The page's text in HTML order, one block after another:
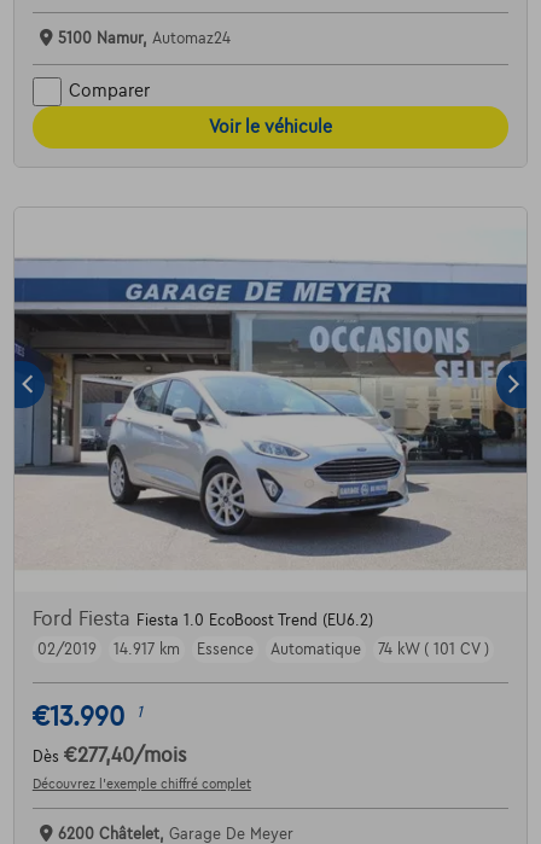
5100 Namur, Automaz24
Comparer
Voir le véhicule
Ford Fiesta Fiesta 1.0 EcoBoost Trend (EU6.2)
02/2019
14.917 km Essence Automatique 74 kW ( 101 CV )
€13.990 1
Dès €277,40/mois
Découvrez l’exemple chiffré complet
6200 Châtelet, Garage De Meyer